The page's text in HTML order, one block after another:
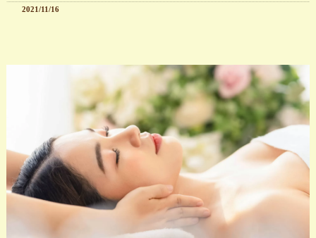
2021/11/16